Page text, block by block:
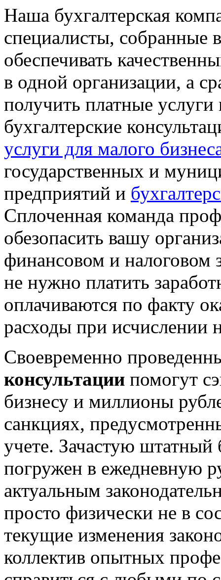
Наша бухгалтерская
специалисты, собранные
обеспечивать
в одной организации, а
получить платные услуги
бухгалтерские
услуги для малого
государственных и
предприятий и
Сплоченная команда
обезопасить вашу
финансовом и налоговом
не нужно платить
оплачиваются по факту
расходы при исчислении
Своевременно
консультации помогут
бизнесу и миллионы
санкциях,
учете. Зачастую штатный
погружен в ежедневную
актуальным
просто физически не в
текущие изменения
коллектив опытных